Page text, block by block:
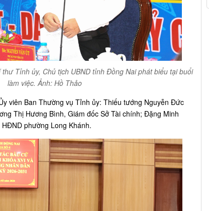
Tỉnh ủy, Chủ tịch UBND tỉnh Đồng Nai phát biểu tại buổi
làm việc. Ảnh: Hồ Thảo
viên Ban Thường vụ Tỉnh ủy: Thiếu tướng Nguyễn Đức
Thị Hương Bình, Giám đốc Sở Tài chính; Đặng Minh
phường Long Khánh.